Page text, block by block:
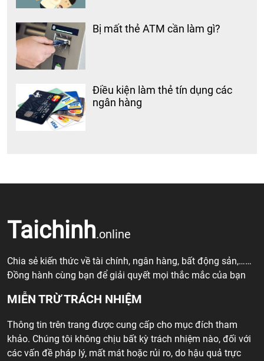
Bị mất thẻ ATM cần làm gì?
Điều kiện làm thẻ tín dụng các
ngân hàng
Taichinh.online
Chia sẻ kiến thức về tài chính, ngân hàng, bất động sản,……
Đồng hành cùng bạn để giải quyết mọi thắc mắc của bạn
MIỄN TRỪ TRÁCH NHIỆM
Thông tin trên trang được cung cấp cho mục đích tham
khảo. Chúng tôi không chịu bất kỳ trách nhiệm nào, đối với
các vấn đề pháp lý, mất mát hoặc rủi ro, do hậu quả trực